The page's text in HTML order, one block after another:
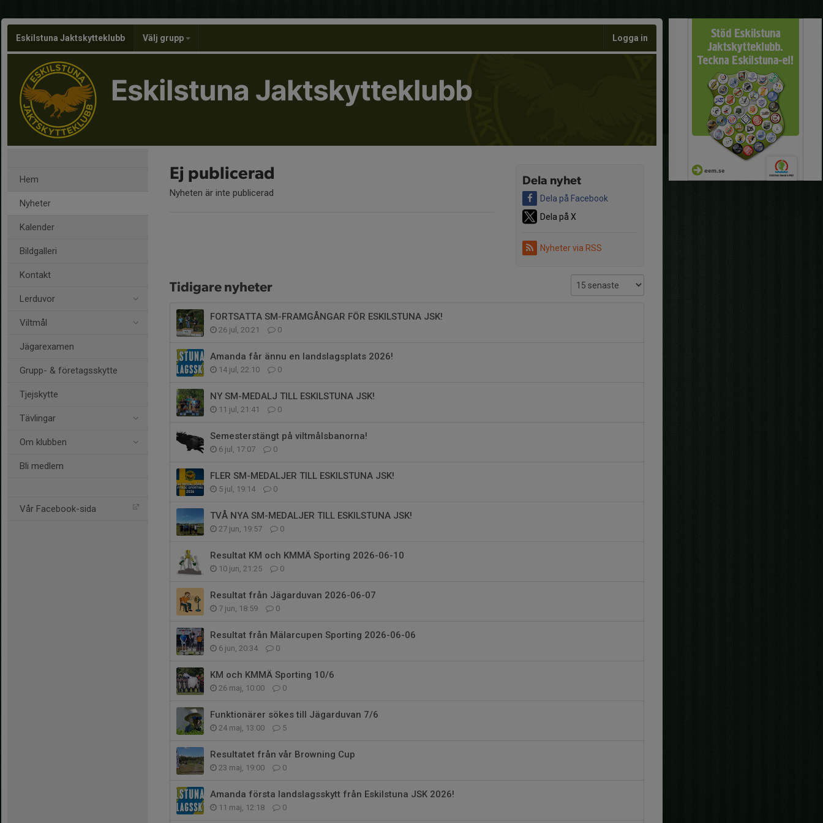
Eskilstuna Jaktskytteklubb Välj grupp Logga in
Eskilstuna Jaktskytteklubb
Hem
Nyheter
Kalender
Bildgalleri
Kontakt
Lerduvor
Viltmål
Jägarexamen
Grupp- & företagsskytte
Tjejskytte
Tävlingar
Om klubben
Bli medlem
Vår Facebook-sida
Dela nyhet
Dela på Facebook
Dela på X
Nyheter via RSS
Ej publicerad
Nyheten är inte publicerad
Tidigare nyheter
FORTSATTA SM-FRAMGÅNGAR FÖR ESKILSTUNA JSK!
26 jul, 20:21 0
Amanda får ännu en landslagsplats 2026!
14 jul, 22:10 0
NY SM-MEDALJ TILL ESKILSTUNA JSK!
11 jul, 21:41 0
Semesterstängt på viltmålsbanorna!
6 jul, 17:07 0
FLER SM-MEDALJER TILL ESKILSTUNA JSK!
5 jul, 19:14 0
TVÅ NYA SM-MEDALJER TILL ESKILSTUNA JSK!
27 jun, 19:57 0
Resultat KM och KMMÄ Sporting 2026-06-10
10 jun, 21:25 0
Resultat från Jägarduvan 2026-06-07
7 jun, 18:59 0
Resultat från Mälarcupen Sporting 2026-06-06
6 jun, 20:34 0
KM och KMMÄ Sporting 10/6
26 maj, 10:00 0
Funktionärer sökes till Jägarduvan 7/6
24 maj, 13:00 5
Resultatet från vår Browning Cup
23 maj, 19:00 0
Amanda första landslagsskytt från Eskilstuna JSK 2026!
11 maj, 12:18 0